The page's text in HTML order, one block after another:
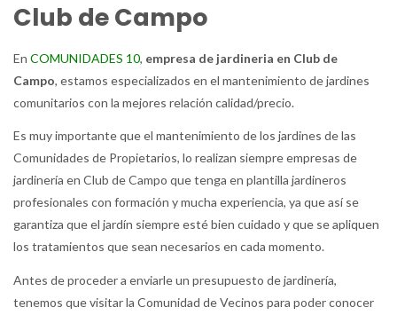
Club de Campo
En COMUNIDADES 10, empresa de jardineria en Club de
Campo, estamos especializados en el mantenimiento de jardines
comunitarios con la mejores relación calidad/precio.
Es muy importante que el mantenimiento de los jardines de las
Comunidades de Propietarios, lo realizan siempre empresas de
jardinería en Club de Campo que tenga en plantilla jardineros
profesionales con formación y mucha experiencia, ya que así se
garantiza que el jardín siempre esté bien cuidado y que se apliquen
los tratamientos que sean necesarios en cada momento.
Antes de proceder a enviarle un presupuesto de jardinería,
tenemos que visitar la Comunidad de Vecinos para poder conocer